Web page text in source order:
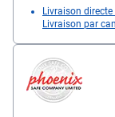
Livraison
Livraison par